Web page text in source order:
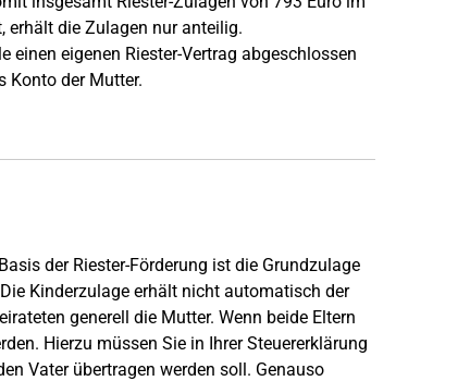
erhält die Zulagen nur anteilig.
einen eigenen Riester-Vertrag abgeschlossen
Konto der Mutter.
der Riester-Förderung ist die Grundzulage
Kinderzulage erhält nicht automatisch der
generell die Mutter. Wenn beide Eltern
Hierzu müssen Sie in Ihrer Steuererklärung
Vater übertragen werden soll. Genauso